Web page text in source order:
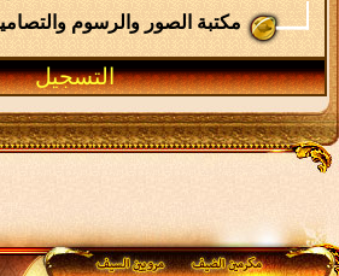
مكتبة الصور والرسوم
التسجيل